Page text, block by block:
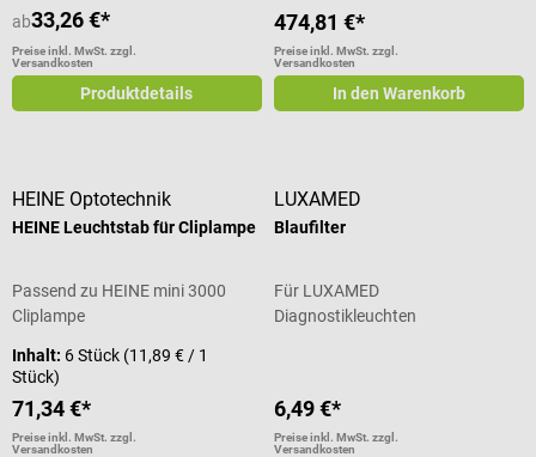
ab33,26 €*
Preise inkl. MwSt. zzgl.
Versandkosten
Produktdetails
474,81 €*
Preise inkl. MwSt. zzgl.
Versandkosten
In den Warenkorb
HEINE Optotechnik
HEINE Leuchtstab für Cliplampe
Passend zu HEINE mini 3000
Cliplampe
Inhalt: 6 Stück (11,89 € / 1
Stück)
71,34 €*
Preise inkl. MwSt. zzgl.
Versandkosten
LUXAMED
Blaufilter
Für LUXAMED
Diagnostikleuchten
6,49 €*
Preise inkl. MwSt. zzgl.
Versandkosten